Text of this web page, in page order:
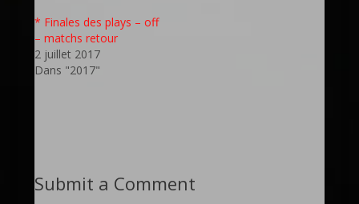
* Finales des plays – off
– matchs retour
2 juillet 2017
Dans "2017"
Submit a Comment